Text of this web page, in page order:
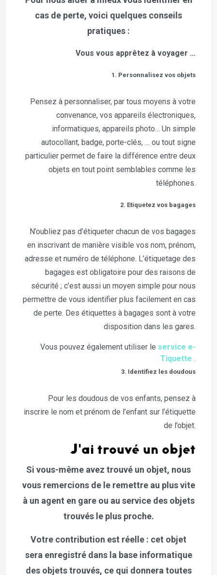
cas de perte, voici quelques conseils
pratiques :
Vous vous apprêtez à voyager …
1. Personnalisez vos objets
Pensez à personnaliser, par tous moyens à votre
convenance, vos appareils électroniques,
informatiques, appareils photo… Un simple
autocollant, badge, porte-clés, … ou tout signe
particulier permet de faire la différence entre deux
objets en tout point semblables comme les
téléphones.
2. Etiquetez vos bagages
N’oubliez pas d’étiqueter chacun de vos bagages
en inscrivant de manière visible vos nom, prénom,
adresse et numéro de téléphone. L’étiquetage des
bagages est obligatoire pour des raisons de
sécurité ; c’est aussi un moyen simple pour nous
permettre de vous identifier plus facilement en cas
de perte. Des étiquettes à bagages sont à votre
disposition dans les gares.
Vous pouvez également utiliser le service e-
Tiquette .
3. Identifiez les doudous
Pour les doudous de vos enfants, pensez à
inscrire le nom et prénom de l’enfant sur l’étiquette
de l’objet.
J'ai trouvé un objet
Si vous-même avez trouvé un objet, nous
vous remercions de le remettre au plus vite
à un agent en gare ou au service des objets
trouvés le plus proche.
Votre contribution est réelle : cet objet
sera enregistré dans la base informatique
des objets trouvés, ce qui donnera toutes